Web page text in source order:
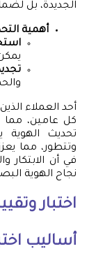
الجديدة، بل
أهمية
أحد العملاء
كل عامين، مما
تحديث
وتتطور، مما
في أن الابتكار
نجاح الهوية
اختبار
أساليب